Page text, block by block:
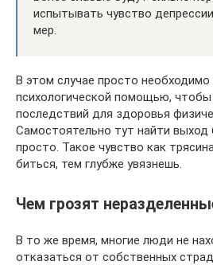
испытывать чувство
мер.
В этом случае просто необходимо
психологической помощью,
последствий для здоровья
Самостоятельно тут найти выход
просто. Такое чувство как
биться, тем глубже увязнешь.
Чем грозят
В то же время, многие люди не
отказаться от собственных